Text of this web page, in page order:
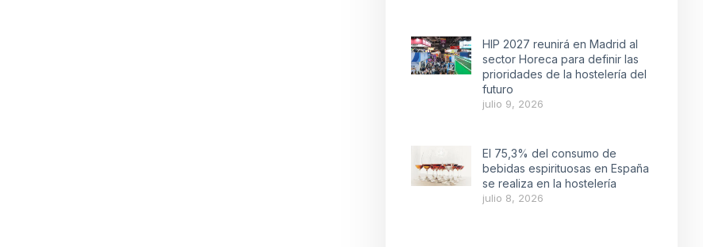
HIP 2027 reunirá en Madrid al
sector Horeca para definir las
prioridades de la hostelería del
futuro
julio 9, 2026
El 75,3% del consumo de
bebidas espirituosas en España
se realiza en la hostelería
julio 8, 2026